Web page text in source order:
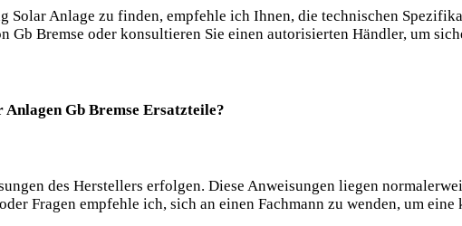
Solar Anlage zu finden, empfehle ich Ihnen, die technischen
Bremse oder konsultieren Sie einen autorisierten Händler, um
Gb Bremse Ersatzteile?
des Herstellers erfolgen. Diese Anweisungen liegen
Fragen empfehle ich, sich an einen Fachmann zu wenden, um